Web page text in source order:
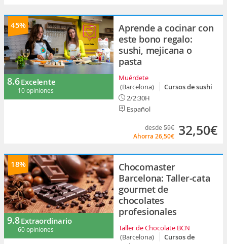
45%
8.6Excelente
10 opiniones
Aprende a cocinar con
este bono regalo:
sushi, mejicana o
pasta
Muérdete
(Barcelona)
Cursos de sushi
2/2:30H
Español
desde 59€
Ahorra 26,50€ 32,50€
18%
9.8Extraordinario
60 opiniones
Chocomaster
Barcelona: Taller-cata
gourmet de
chocolates
profesionales
Taller de Chocolate BCN
(Barcelona)
Cursos de